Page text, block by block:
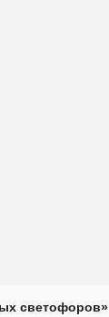
светофоров»